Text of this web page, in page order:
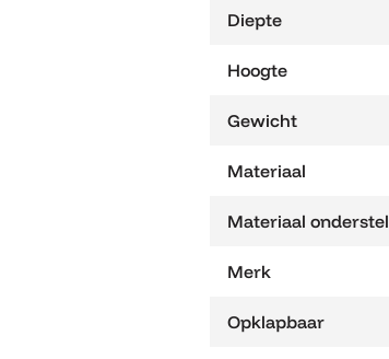
Diepte
Hoogte
Gewicht
Materiaal
Materiaal onderstel
Merk
Opklapbaar